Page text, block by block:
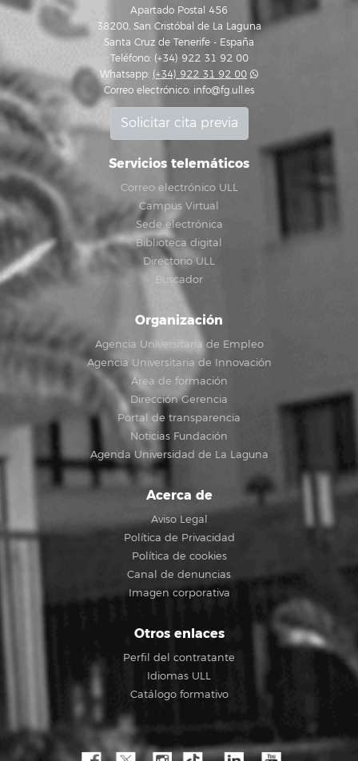
Apartado Postal 456
38200, San Cristóbal de La Laguna
Santa Cruz de Tenerife - España
Teléfono: (+34) 922 31 92 00
Whatsapp: (+34) 922 31 92 00
Correo electrónico: info@fg.ull.es
Solicitar cita previa
Servicios telemáticos
Correo electrónico ULL
Campus Virtual
Sede electrónica
Biblioteca digital
Directorio ULL
Buscador
Organización
Agencia Universitaria de Empleo
Agencia Universitaria de Innovación
Área de formación
Dirección Gerencia
Portal de transparencia
Noticias Fundación
Agenda Universidad de La Laguna
Acerca de
Aviso Legal
Política de Privacidad
Política de cookies
Canal de denuncias
Imagen corporativa
Otros enlaces
Perfil del contratante
Idiomas ULL
Catálogo formativo